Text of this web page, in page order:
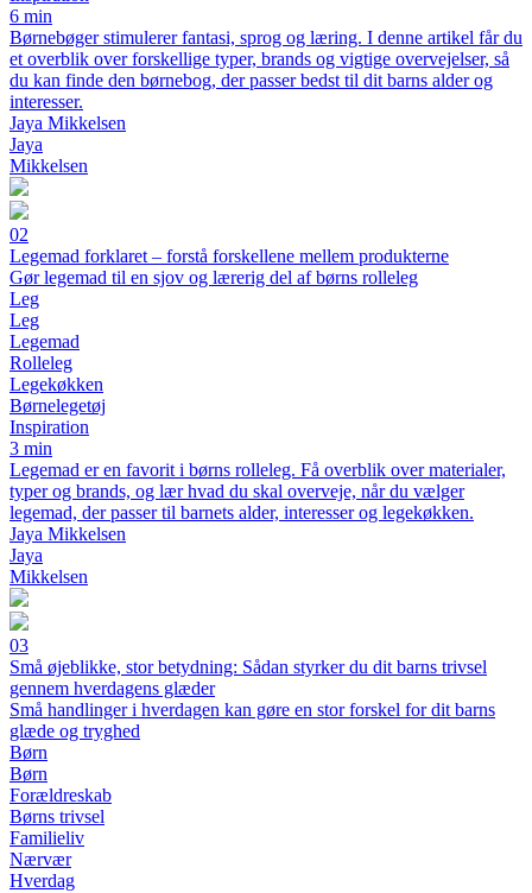
6 min
Børnebøger stimulerer fantasi, sprog og læring. I denne artikel får du
et overblik over forskellige typer, brands og vigtige overvejelser, så
du kan finde den børnebog, der passer bedst til dit barns alder og
interesser.
Jaya Mikkelsen
Jaya
Mikkelsen
02
Legemad forklaret – forstå forskellene mellem produkterne
Gør legemad til en sjov og lærerig del af børns rolleleg
Leg
Leg
Legemad
Rolleleg
Legekøkken
Børnelegetøj
Inspiration
3 min
Legemad er en favorit i børns rolleleg. Få overblik over materialer,
typer og brands, og lær hvad du skal overveje, når du vælger
legemad, der passer til barnets alder, interesser og legekøkken.
Jaya Mikkelsen
Jaya
Mikkelsen
03
Små øjeblikke, stor betydning: Sådan styrker du dit barns trivsel
gennem hverdagens glæder
Små handlinger i hverdagen kan gøre en stor forskel for dit barns
glæde og tryghed
Børn
Børn
Forældreskab
Børns trivsel
Familieliv
Nærvær
Hverdag